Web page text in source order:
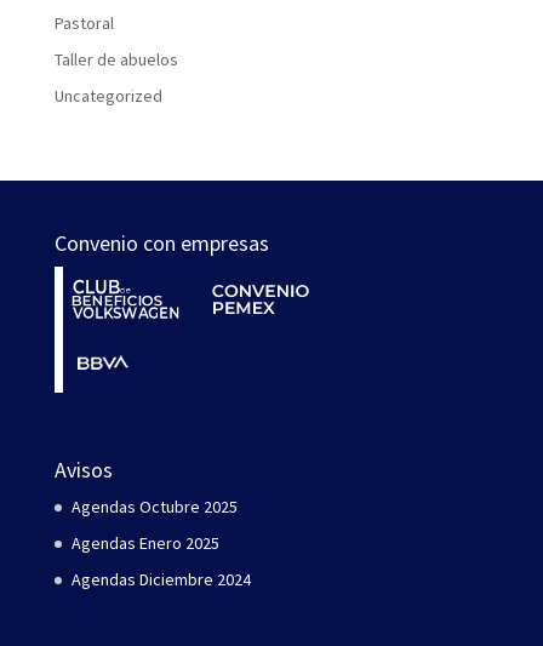
Pastoral
Taller de abuelos
Uncategorized
Convenio con empresas
Avisos
Agendas Octubre 2025
Agendas Enero 2025
Agendas Diciembre 2024